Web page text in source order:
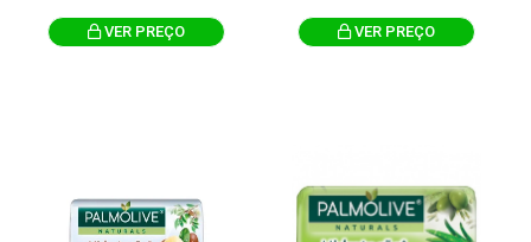
VER PREÇO VER PREÇO